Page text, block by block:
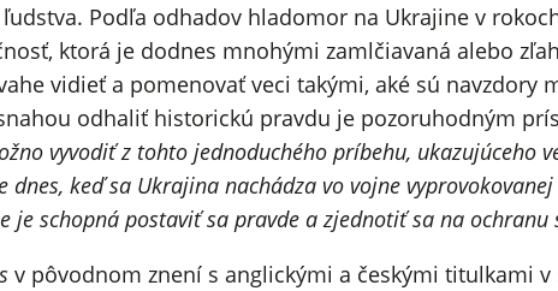
Podľa odhadov hladomor na Ukrajine v
ktorá je dodnes mnohými zamlčiavaná alebo
vidieť a pomenovať veci takými, aké sú
odhaliť historickú pravdu je pozoruhodným
vyvodiť z tohto jednoduchého príbehu, ukazujúceho
keď sa Ukrajina nachádza vo vojne
je schopná postaviť sa pravde a zjednotiť sa na ochranu
v pôvodnom znení s anglickými a českými titulkami